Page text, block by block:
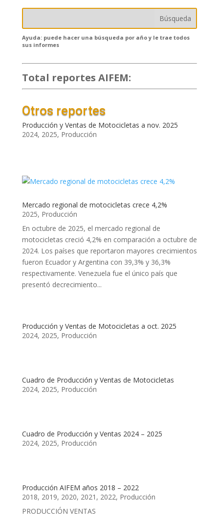
Ayuda: puede hacer una búsqueda por año y le trae todos
sus informes
Total reportes AIFEM:
Otros reportes
Producción y Ventas de Motocicletas a nov. 2025
2024, 2025, Producción
Mercado regional de motocicletas crece 4,2%
2025, Producción
En octubre de 2025, el mercado regional de
motocicletas creció 4,2% en comparación a octubre de
2024. Los países que reportaron mayores crecimientos
fueron Ecuador y Argentina con 39,3% y 36,3%
respectivamente. Venezuela fue el único país que
presentó decrecimiento...
Producción y Ventas de Motocicletas a oct. 2025
2024, 2025, Producción
Cuadro de Producción y Ventas de Motocicletas
2024, 2025, Producción
Cuadro de Producción y Ventas 2024 – 2025
2024, 2025, Producción
Producción AIFEM años 2018 – 2022
2018, 2019, 2020, 2021 , 2022, Producción
PRODUCCIÓN VENTAS